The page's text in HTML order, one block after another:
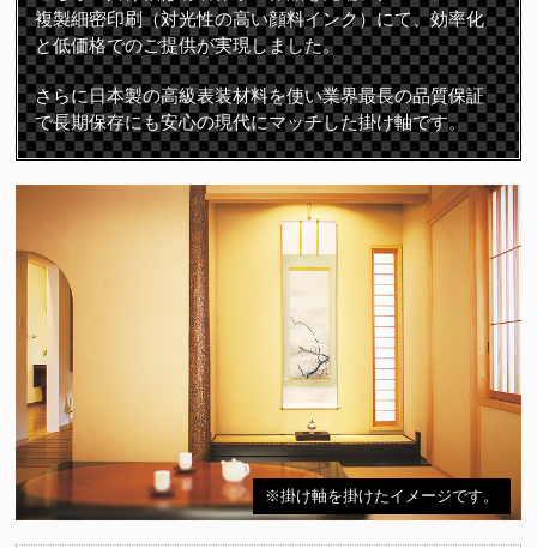
複製細密印刷（対光性の高い顔料インク）にて、効率化
と低価格でのご提供が実現しました。
さらに日本製の高級表装材料を使い業界最長の品質保証
で長期保存にも安心の現代にマッチした掛け軸です。
※掛け軸を掛けたイメージです。